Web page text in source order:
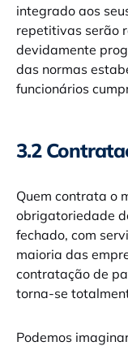
integrado aos
repetitivas serão
devidamente
das normas
funcionários
3.2
Quem contrata o
obrigatoriedade
fechado, com
maioria das
contratação de
torna-se
Podemos